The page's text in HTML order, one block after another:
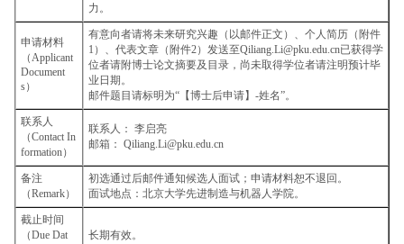
力。
申请材料
（Applicant
Document
s）
有意向者请将未来研究兴趣（以邮件正文）、个人简历（附件
1）、代表文章（附件2）发送至Qiliang.Li@pku.edu.cn已获得学
位者请附博士论文摘要及目录，尚未取得学位者请注明预计毕
业日期。
邮件题目请标明为“【博士后申请】-姓名”。
联系人
（Contact In
formation）
联系人： 李启亮
邮箱： Qiliang.Li@pku.edu.cn
备注
（Remark）
初选通过后邮件通知候选人面试；申请材料恕不退回。
面试地点：北京大学先进制造与机器人学院。
截止时间
（Due Dat
长期有效。